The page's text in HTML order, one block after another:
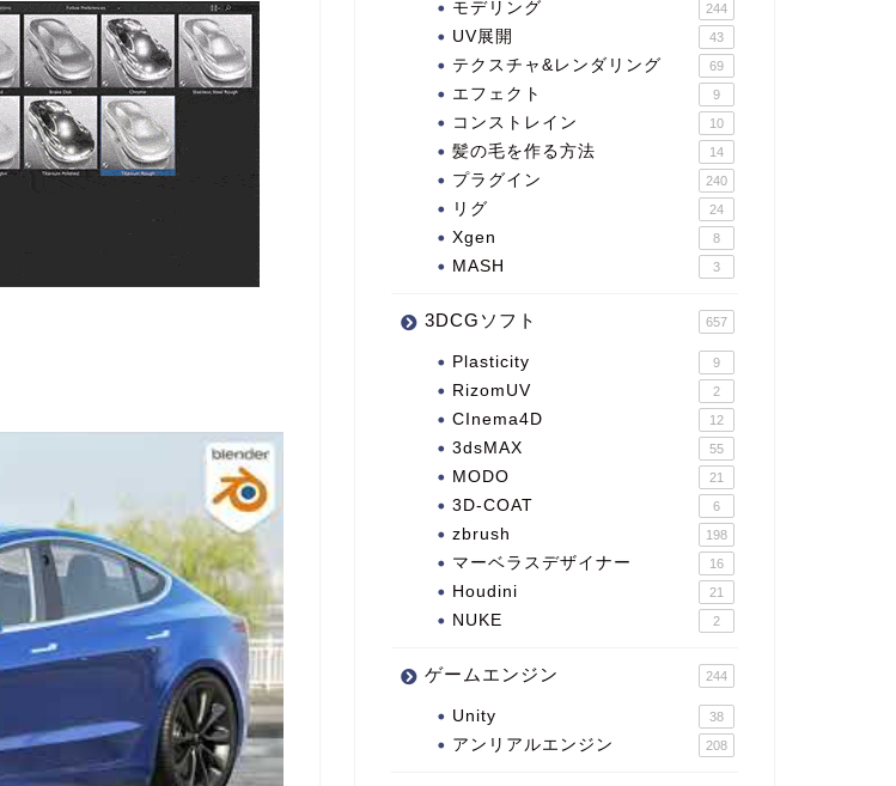
モデリング 244
UV展開 43
テクスチャ&レンダリング 69
エフェクト 9
コンストレイン 10
髪の毛を作る方法 14
プラグイン 240
リグ 24
Xgen 8
MASH 3
3DCGソフト 657
Plasticity 9
RizomUV 2
CInema4D 12
3dsMAX 55
MODO 21
3D-COAT 6
zbrush 198
マーベラスデザイナー 16
Houdini 21
NUKE 2
ゲームエンジン 244
Unity 38
アンリアルエンジン 208